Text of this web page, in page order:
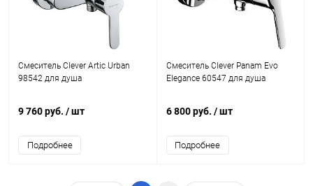
Смеситель Clever Artic Urban
98542 для душа
9 760 руб. / шт
Подробнее
Смеситель Clever Panam Evo
Elegance 60547 для душа
6 800 руб. / шт
Подробнее